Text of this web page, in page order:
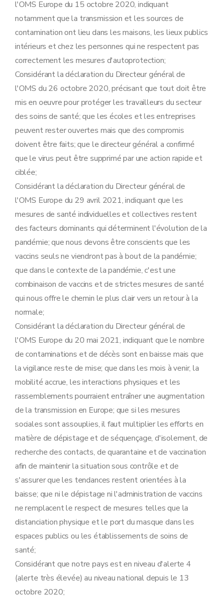
l'OMS Europe du 15 octobre 2020, indiquant
notamment que la transmission et les sources de
contamination ont lieu dans les maisons, les lieux publics
intérieurs et chez les personnes qui ne respectent pas
correctement les mesures d'autoprotection;
Considérant la déclaration du Directeur général de
l'OMS du 26 octobre 2020, précisant que tout doit être
mis en oeuvre pour protéger les travailleurs du secteur
des soins de santé; que les écoles et les entreprises
peuvent rester ouvertes mais que des compromis
doivent être faits; que le directeur général a confirmé
que le virus peut être supprimé par une action rapide et
ciblée;
Considérant la déclaration du Directeur général de
l'OMS Europe du 29 avril 2021, indiquant que les
mesures de santé individuelles et collectives restent
des facteurs dominants qui déterminent l'évolution de la
pandémie; que nous devons être conscients que les
vaccins seuls ne viendront pas à bout de la pandémie;
que dans le contexte de la pandémie, c'est une
combinaison de vaccins et de strictes mesures de santé
qui nous offre le chemin le plus clair vers un retour à la
normale;
Considérant la déclaration du Directeur général de
l'OMS Europe du 20 mai 2021, indiquant que le nombre
de contaminations et de décès sont en baisse mais que
la vigilance reste de mise; que dans les mois à venir, la
mobilité accrue, les interactions physiques et les
rassemblements pourraient entraîner une augmentation
de la transmission en Europe; que si les mesures
sociales sont assouplies, il faut multiplier les efforts en
matière de dépistage et de séquençage, d'isolement, de
recherche des contacts, de quarantaine et de vaccination
afin de maintenir la situation sous contrôle et de
s'assurer que les tendances restent orientées à la
baisse; que ni le dépistage ni l'administration de vaccins
ne remplacent le respect de mesures telles que la
distanciation physique et le port du masque dans les
espaces publics ou les établissements de soins de
santé;
Considérant que notre pays est en niveau d'alerte 4
(alerte très élevée) au niveau national depuis le 13
octobre 2020;